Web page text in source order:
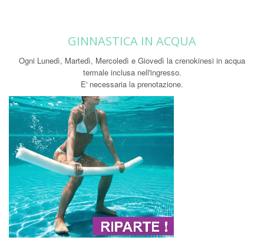
GINNASTICA IN ACQUA
Ogni Lunedì, Martedì, Mercoledì e Giovedì la crenokinesi in acqua
termale inclusa nell'ingresso.
E' necessaria la prenotazione.